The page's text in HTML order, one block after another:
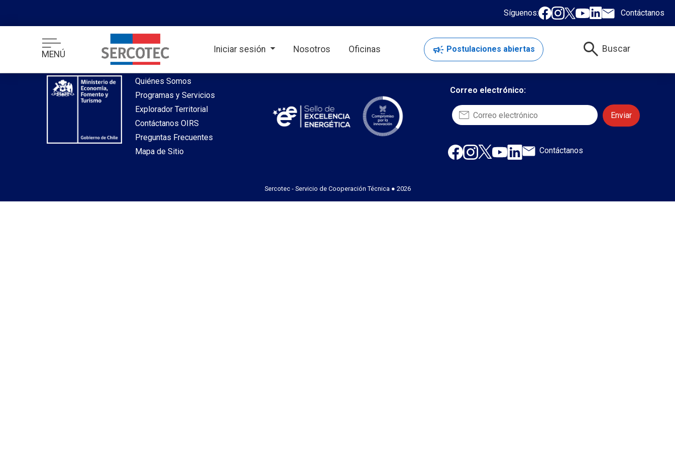
Síguenos: Contáctanos
MENÚ Iniciar sesión Nosotros Oficinas campaign Postulaciones abiertas search Buscar
desde index.php
Inicio
Quiénes Somos
Programas y Servicios
Explorador Territorial
Contáctanos OIRS
Preguntas Frecuentes
Mapa de Sitio
Correo electrónico:
Contáctanos
Sercotec - Servicio de Cooperación Técnica ● 2026